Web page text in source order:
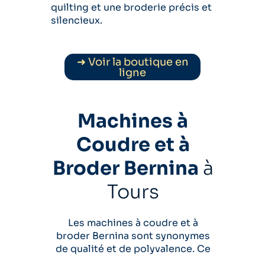
quilting et une broderie précis et
silencieux.
➜ Voir la boutique en
ligne
Machines à
Coudre et à
Broder Bernina à
Tours
Les machines à coudre et à
broder Bernina sont synonymes
de qualité et de polyvalence. Ce